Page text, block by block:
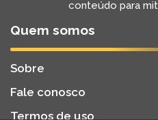
conteúdo para
Quem somos
Sobre
Fale conosco
Termos de uso